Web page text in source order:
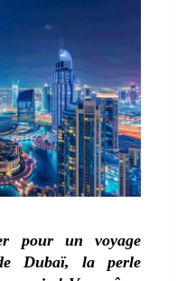
pour un voyage
Dubaï, la perle